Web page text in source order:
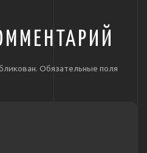
Обязательные поля